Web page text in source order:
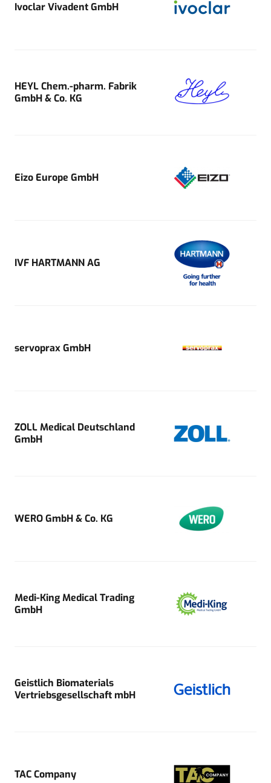
Ivoclar Vivadent GmbH
HEYL Chem.-pharm. Fabrik
GmbH & Co. KG
Eizo Europe GmbH
IVF HARTMANN AG
servoprax GmbH
ZOLL Medical Deutschland
GmbH
WERO GmbH & Co. KG
Medi-King Medical Trading
GmbH
Geistlich Biomaterials
Vertriebsgesellschaft mbH
TAC Company